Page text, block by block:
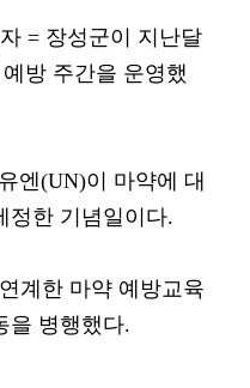
= 장성군이 지난달
방 주간을 운영했
엔(UN)이 마약에 대
정한 기념일이다.
계한 마약 예방교육
을 병행했다.